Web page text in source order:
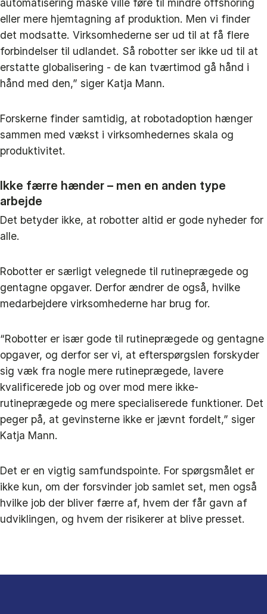
automatisering måske ville føre til mindre offshoring
eller mere hjemtagning af produktion. Men vi finder
det modsatte. Virksomhederne ser ud til at få flere
forbindelser til udlandet. Så robotter ser ikke ud til at
erstatte globalisering - de kan tværtimod gå hånd i
hånd med den,” siger Katja Mann.
Forskerne finder samtidig, at robotadoption hænger
sammen med vækst i virksomhedernes skala og
produktivitet.
Ikke færre hænder – men en anden type
arbejde
Det betyder ikke, at robotter altid er gode nyheder for
alle.
Robotter er særligt velegnede til rutineprægede og
gentagne opgaver. Derfor ændrer de også, hvilke
medarbejdere virksomhederne har brug for.
“Robotter er især gode til rutineprægede og gentagne
opgaver, og derfor ser vi, at efterspørgslen forskyder
sig væk fra nogle mere rutineprægede, lavere
kvalificerede job og over mod mere ikke-
rutineprægede og mere specialiserede funktioner. Det
peger på, at gevinsterne ikke er jævnt fordelt,” siger
Katja Mann.
Det er en vigtig samfundspointe. For spørgsmålet er
ikke kun, om der forsvinder job samlet set, men også
hvilke job der bliver færre af, hvem der får gavn af
udviklingen, og hvem der risikerer at blive presset.